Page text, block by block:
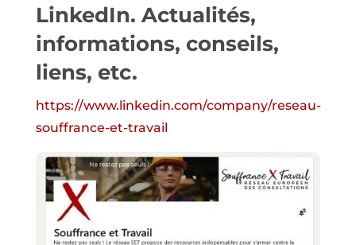
LinkedIn. Actualités,
informations, conseils,
liens, etc.
https://www.linkedin.com/company/reseau-
souffrance-et-travail